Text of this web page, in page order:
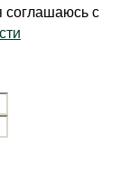
соглашаюсь с